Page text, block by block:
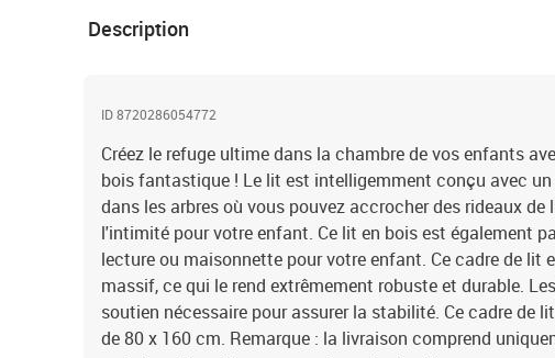
Description
ID 8720286054772
Créez le refuge ultime dans la chambre de vos enfants
bois fantastique ! Le lit est intelligemment conçu avec
dans les arbres où vous pouvez accrocher des rideaux de
l'intimité pour votre enfant. Ce lit en bois est également
lecture ou maisonnette pour votre enfant. Ce cadre de lit
massif, ce qui le rend extrêmement robuste et durable.
soutien nécessaire pour assurer la stabilité. Ce cadre de
de 80 x 160 cm. Remarque : la livraison comprend